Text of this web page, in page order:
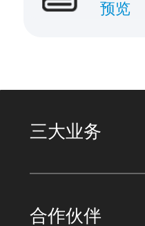
预览
三大业务
合作伙伴